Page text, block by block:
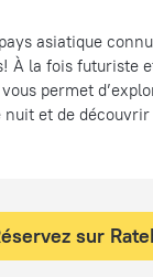
asiatique
À la fois futuriste
permet
nuit et de
sur